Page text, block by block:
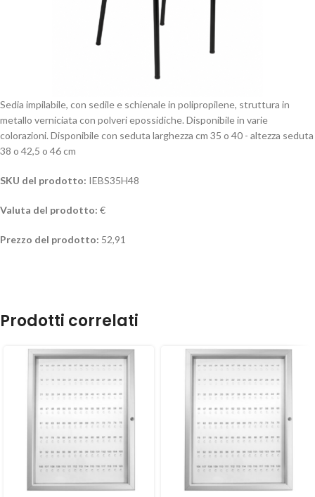
Sedia impilabile, con sedile e schienale in polipropilene, struttura in
metallo verniciata con polveri epossidiche. Disponibile in varie
colorazioni. Disponibile con seduta larghezza cm 35 o 40 - altezza seduta
38 o 42,5 o 46 cm
SKU del prodotto: IEBS35H48
Valuta del prodotto: €
Prezzo del prodotto: 52,91
Prodotti correlati